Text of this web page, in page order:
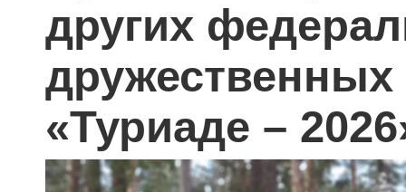
других
дружественных
«Туриаде –